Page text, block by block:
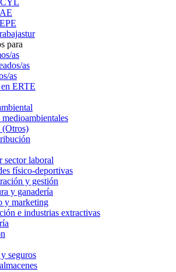
para
as
as
as
en ERTE
(Otros)
sector laboral
físico-deportivas
y gestión
y ganadería
y marketing
e industrias extractivas
seguros